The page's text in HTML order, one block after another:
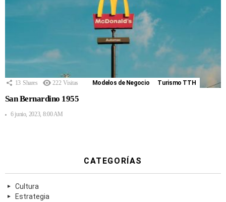
13 Shares 222 Visitas Modelos de Negocio Turismo TTH
San Bernardino 1955
6 junio, 2023, 8:00 AM
CATEGORÍAS
Cultura
Estrategia